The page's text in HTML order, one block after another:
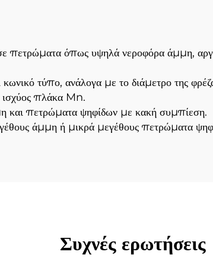
πετρώματα όπως υψηλά νεροφόρα άμμη,
τύπο, ανάλογα με το διάμετρο της
ισχύος πλάκα Mn.
και πετρώματα ψηφίδων με κακή συμπίεση.
άμμη ή μικρά μεγέθους πετρώματα
Συχνές ερωτήσεις